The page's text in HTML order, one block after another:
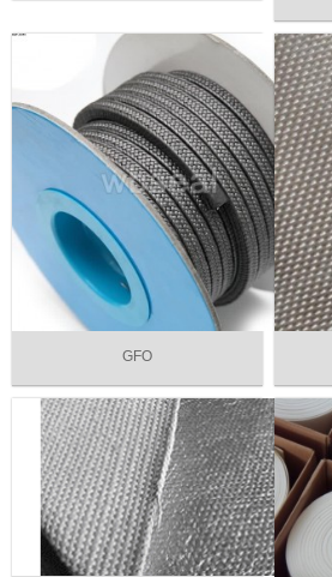
GFO